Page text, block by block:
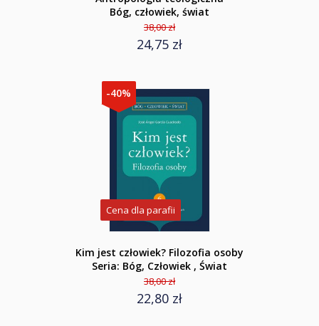
Bóg, człowiek, świat
38,00 zł
24,75 zł
-40%
Cena dla parafii
Kim jest człowiek? Filozofia osoby
Seria: Bóg, Człowiek , Świat
38,00 zł
22,80 zł